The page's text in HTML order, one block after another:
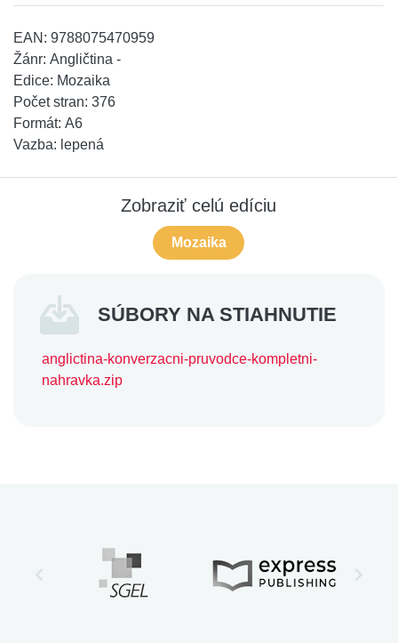
EAN: 9788075470959
Žánr: Angličtina -
Edice: Mozaika
Počet stran: 376
Formát: A6
Vazba: lepená
Zobraziť celú edíciu
Mozaika
SÚBORY NA STIAHNUTIE
anglictina-konverzacni-pruvodce-kompletni-
nahravka.zip